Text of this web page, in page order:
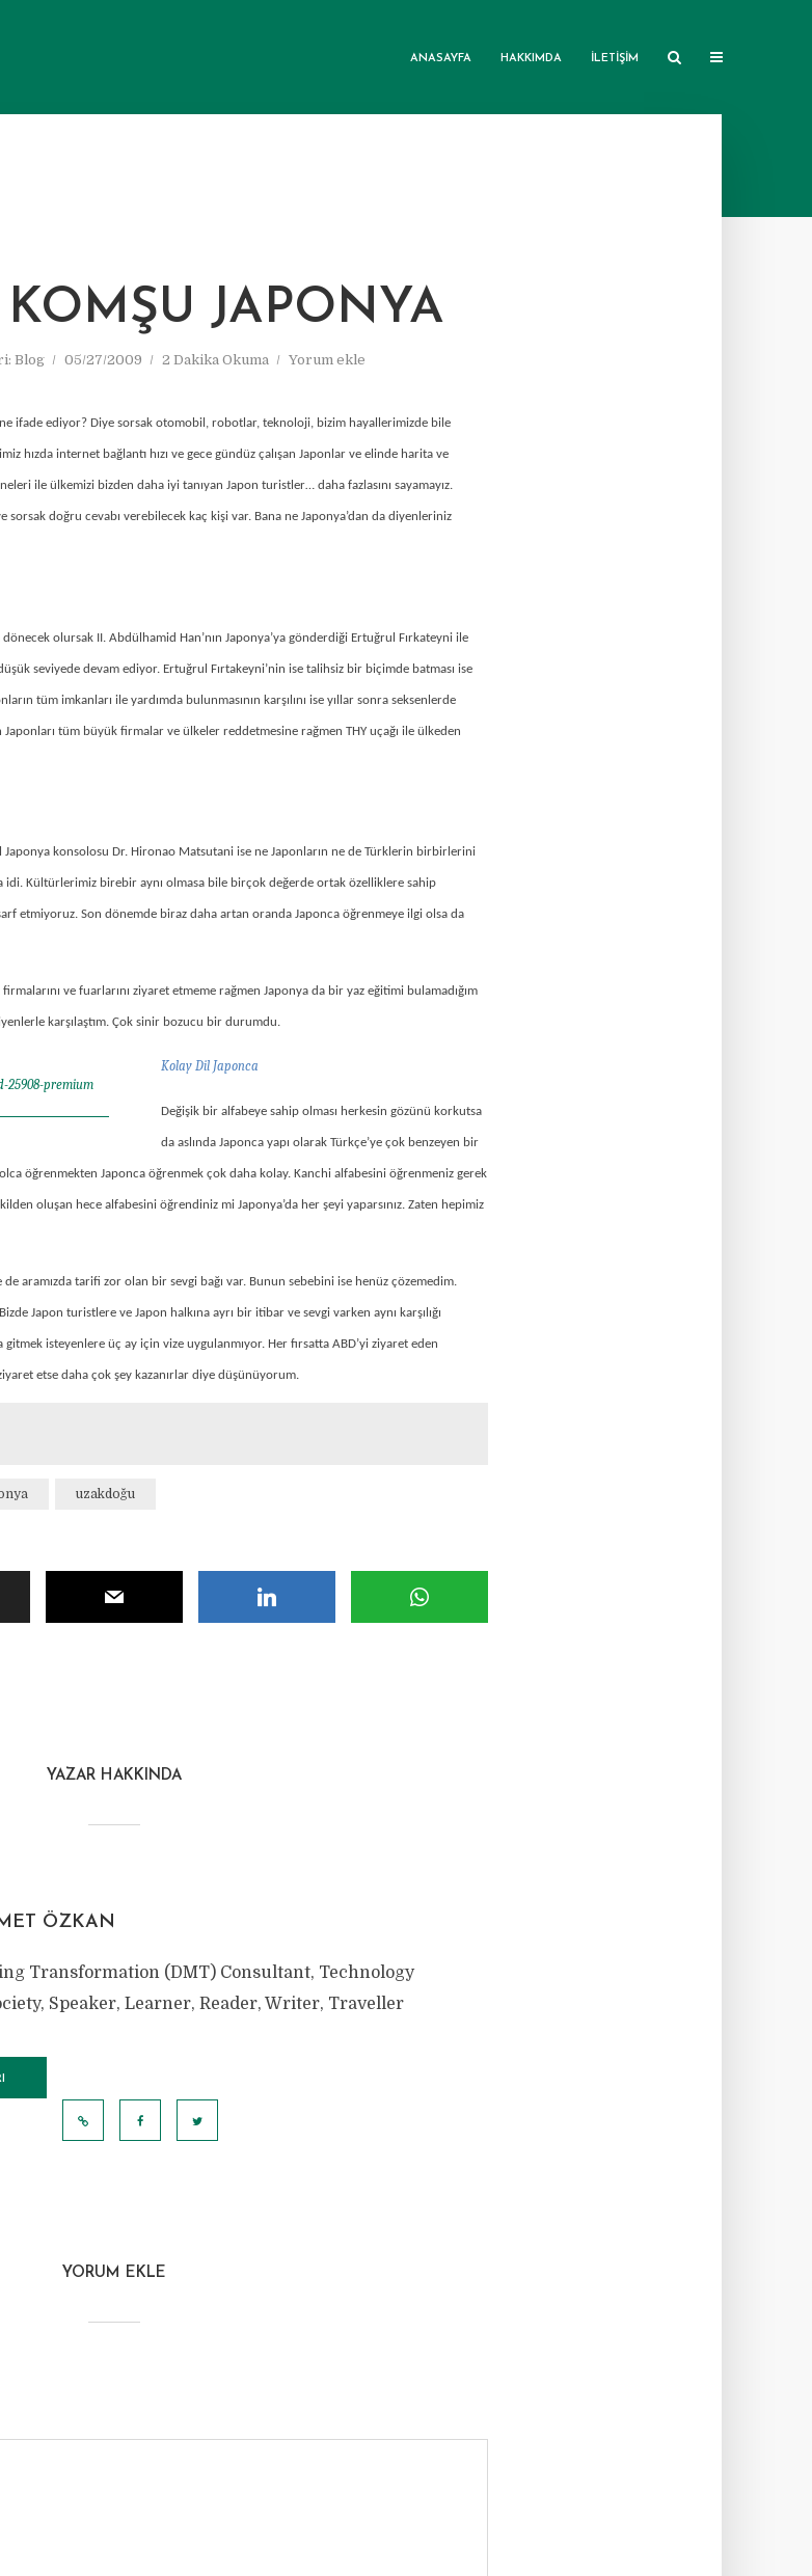
ANASAYFA HAKKIMDA İLETIŞIM
JAPONYA
Blog 05/27/2009 2 Dakika Okuma Yorum ekle
ifade ediyor? Diye sorsak otomobil, robotlar, teknoloji, bizim hayallerimizde bile
hızda internet bağlantı hızı ve gece gündüz çalışan Japonlar ve elinde harita ve
ile ülkemizi bizden daha iyi tanıyan Japon turistler… daha fazlasını sayamayız.
sorsak doğru cevabı verebilecek kaç kişi var. Bana ne Japonya’dan da diyenleriniz
dönecek olursak II. Abdülhamid Han’nın Japonya’ya gönderdiği Ertuğrul Fırkateyni ile
seviyede devam ediyor. Ertuğrul Fırtakeyni’nin ise talihsiz bir biçimde batması ise
tüm imkanları ile yardımda bulunmasının karşılını ise yıllar sonra seksenlerde
Japonları tüm büyük firmalar ve ülkeler reddetmesine rağmen THY uçağı ile ülkeden
konsolosu Dr. Hironao Matsutani ise ne Japonların ne de Türklerin birbirlerini
idi. Kültürlerimiz birebir aynı olmasa bile birçok değerde ortak özelliklere sahip
etmiyoruz. Son dönemde biraz daha artan oranda Japonca öğrenmeye ilgi olsa da
ve fuarlarını ziyaret etmeme rağmen Japonya da bir yaz eğitimi bulamadığım
karşılaştım. Çok sinir bozucu bir durumdu.
Kolay Dil Japonca
Değişik bir alfabeye sahip olması herkesin gözünü korkutsa
da aslında Japonca yapı olarak Türkçe’ye çok benzeyen bir
öğrenmekten Japonca öğrenmek çok daha kolay. Kanchi alfabesini öğrenmeniz gerek
oluşan hece alfabesini öğrendiniz mi Japonya’da her şeyi yaparsınız. Zaten hepimiz
aramızda tarifi zor olan bir sevgi bağı var. Bunun sebebini ise henüz çözemedim.
Japon turistlere ve Japon halkına ayrı bir itibar ve sevgi varken aynı karşılığı
isteyenlere üç ay için vize uygulanmıyor. Her fırsatta ABD’yi ziyaret eden
etse daha çok şey kazanırlar diye düşünüyorum.
uzakdoğu
YAZAR HAKKINDA
ÖZKAN
Transformation (DMT) Consultant, Technology
Speaker, Learner, Reader, Writer, Traveller
YORUM EKLE